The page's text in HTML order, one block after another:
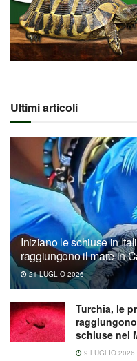
Ultimi articoli
Iniziano le schiuse in
raggiungono il mare in
21 LUGLIO 2026
Turchia, le
schiuse nel
9 LUGLIO 2026